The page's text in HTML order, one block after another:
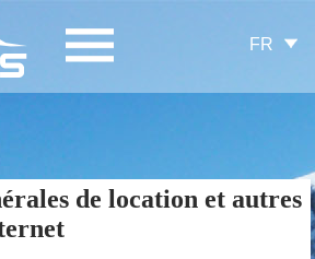
FR
de location et autres